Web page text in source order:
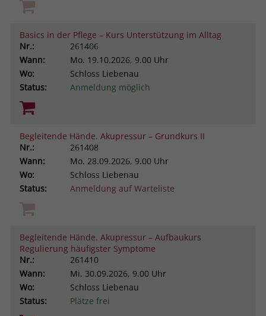
Basics in der Pflege – Kurs Unterstützung im Alltag
Nr.:
261406
Wann:
Mo. 19.10.2026, 9.00 Uhr
Wo:
Schloss Liebenau
Status:
Anmeldung möglich
Begleitende Hände. Akupressur – Grundkurs II
Nr.:
261408
Wann:
Mo. 28.09.2026, 9.00 Uhr
Wo:
Schloss Liebenau
Status:
Anmeldung auf Warteliste
Begleitende Hände. Akupressur – Aufbaukurs
Regulierung häufigster Symptome
Nr.:
261410
Wann:
Mi. 30.09.2026, 9.00 Uhr
Wo:
Schloss Liebenau
Status:
Plätze frei